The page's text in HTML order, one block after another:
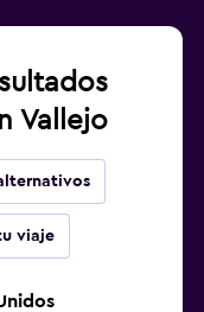
Vallejo
viaje